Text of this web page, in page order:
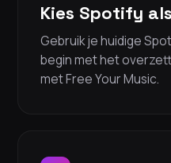
Kies Spotify
Gebruik je huidige
begin met het
met Free Your Music.